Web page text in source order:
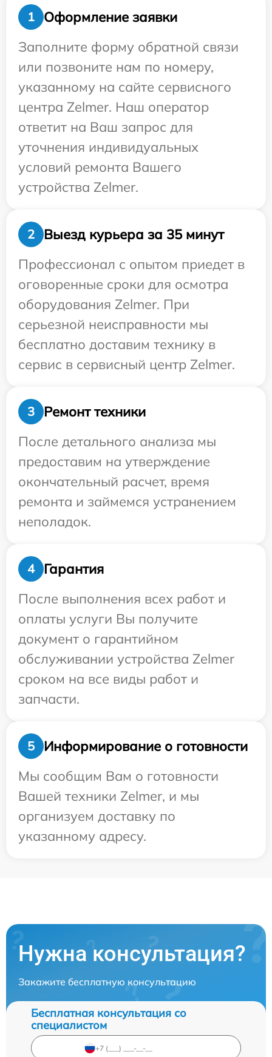
1
Оформление заявки
Заполните форму обратной связи
или позвоните нам по номеру,
указанному на сайте сервисного
центра Zelmer. Наш оператор
ответит на Ваш запрос для
уточнения индивидуальных
условий ремонта Вашего
устройства Zelmer.
2
Выезд курьера за 35 минут
Профессионал с опытом приедет в
оговоренные сроки для осмотра
оборудования Zelmer. При
серьезной неисправности мы
бесплатно доставим технику в
сервис в сервисный центр Zelmer.
3
Ремонт техники
После детального анализа мы
предоставим на утверждение
окончательный расчет, время
ремонта и займемся устранением
неполадок.
4
Гарантия
После выполнения всех работ и
оплаты услуги Вы получите
документ о гарантийном
обслуживании устройства Zelmer
сроком на все виды работ и
запчасти.
5
Информирование о готовности
Мы сообщим Вам о готовности
Вашей техники Zelmer, и мы
организуем доставку по
указанному адресу.
Нужна консультация?
Закажите бесплатную консультацию
Бесплатная консультация со
специалистом